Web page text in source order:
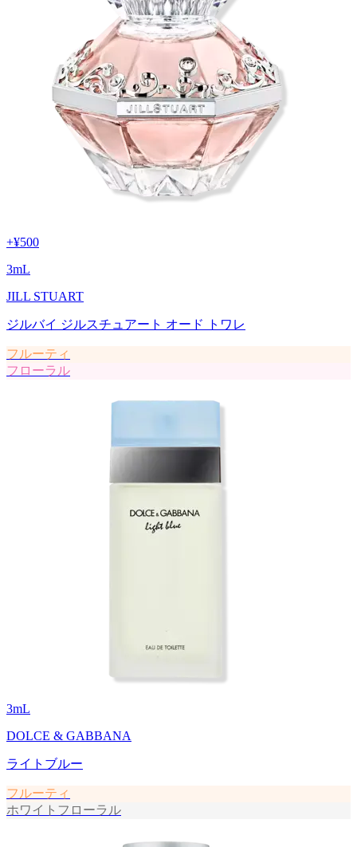
+¥500
3mL
JILL STUART
ジルバイ ジルスチュアート オード トワレ
フルーティ
フローラル
3mL
DOLCE & GABBANA
ライトブルー
フルーティ
ホワイトフローラル